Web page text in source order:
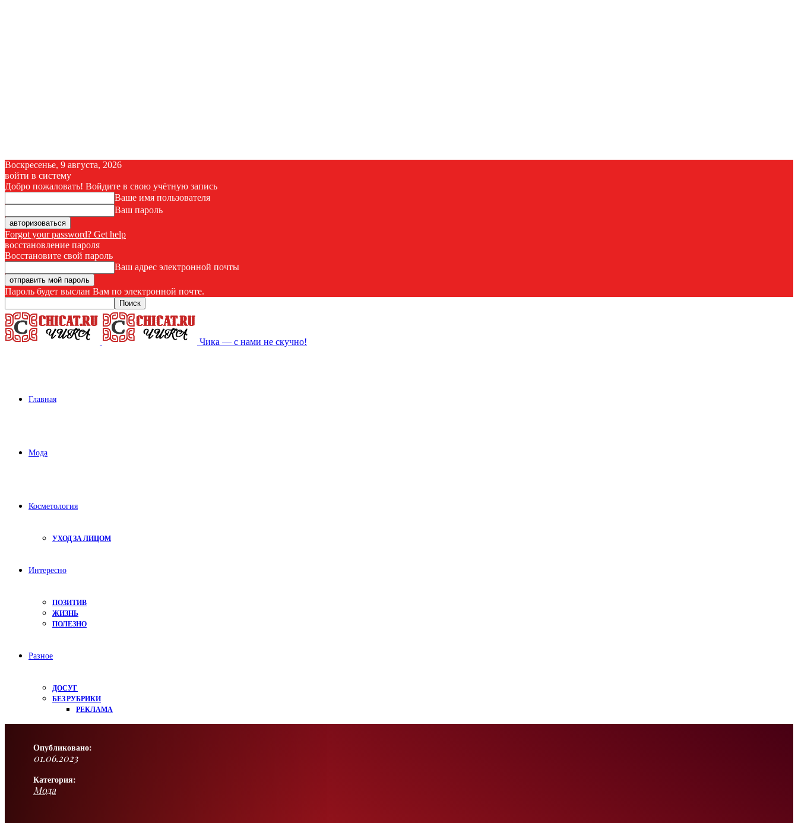
Воскресенье, 9 августа, 2026
войти в систему
Добро пожаловать! Войдите в свою учётную запись
Ваше имя пользователя
Ваш пароль
Forgot your password? Get help
восстановление пароля
Восстановите свой пароль
Ваш адрес электронной почты
Пароль будет выслан Вам по электронной почте.
Чика — с нами не скучно!
Главная
Мода
Косметология
УХОД ЗА ЛИЦОМ
Интересно
ПОЗИТИВ
ЖИЗНЬ
ПОЛЕЗНО
Разное
ДОСУГ
БЕЗ РУБРИКИ
РЕКЛАМА
Опубликовано:
01.06.2023
Категория:
Мода